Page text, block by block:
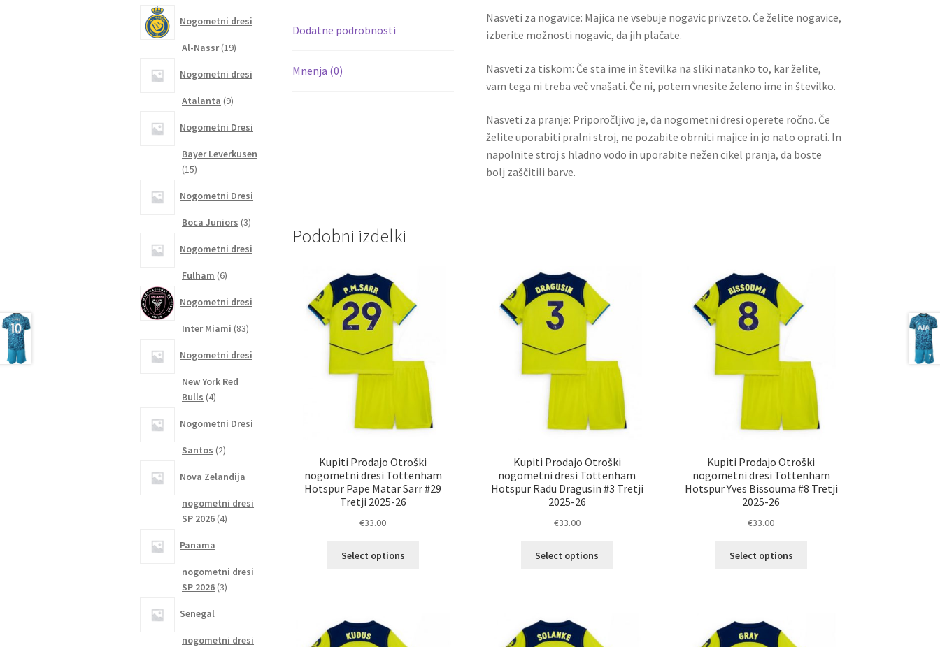
k
Dodatne podrobnosti
Mnenja (0)
Nasveti za nogavice: Majica ne vsebuje nogavic privzeto. Če želite nogavice,
izberite možnosti nogavic, da jih plačate.
Nasveti za tiskom: Če sta ime in številka na sliki natanko to, kar želite,
vam tega ni treba več vnašati. Če ni, potem vnesite želeno ime in številko.
Nasveti za pranje: Priporočljivo je, da nogometni dresi operete ročno. Če
želite uporabiti pralni stroj, ne pozabite obrniti majice in jo nato oprati. In
napolnite stroj s hladno vodo in uporabite nežen cikel pranja, da boste
bolj zaščitili barve.
Podobni izdelki
Kupiti Prodajo Otroški
nogometni dresi Tottenham
Hotspur Pape Matar Sarr #29
Tretji 2025-26
€33.00
Select options
Kupiti Prodajo Otroški
nogometni dresi Tottenham
Hotspur Radu Dragusin #3 Tretji
2025-26
€33.00
Select options
Kupiti Prodajo Otroški
nogometni dresi Tottenham
Hotspur Yves Bissouma #8 Tretji
2025-26
€33.00
Select options
Nogometni dresi
Al-Nassr 1919
Nogometni dresi
Atalanta 99
Nogometni Dresi
Bayer Leverkusen
1515
Nogometni Dresi
Boca Juniors 33
Nogometni dresi
Fulham 66
Nogometni dresi
Inter Miami 8383
Nogometni dresi
New York Red
Bulls 44
Nogometni Dresi
Santos 22
Nova Zelandija
nogometni dresi
SP 2026 44
Panama
nogometni dresi
SP 2026 33
Senegal
nogometni dresi